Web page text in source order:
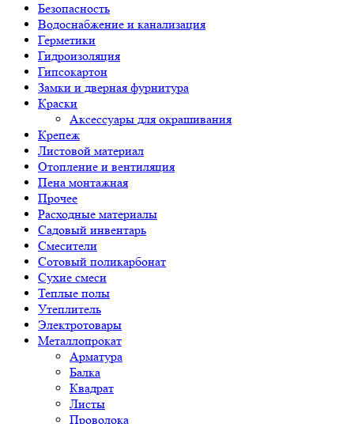
Безопасность
Водоснабжение и канализация
Герметики
Гидроизоляция
Гипсокартон
Замки и дверная фурнитура
Краски
Аксессуары для окрашивания
Крепеж
Листовой материал
Отопление и вентиляция
Пена монтажная
Прочее
Расходные материалы
Садовый инвентарь
Смесители
Сотовый поликарбонат
Сухие смеси
Теплые полы
Утеплитель
Электротовары
Металлопрокат
Арматура
Балка
Квадрат
Листы
Проволока